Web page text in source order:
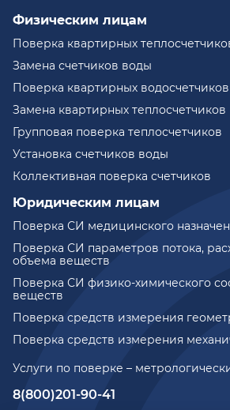
Услуги по поверке –
8(800)201-90-41
Физическим лицам
Поверка квартирных
Замена счетчиков воды
Поверка квартирных водосчетчиков
Замена квартирных теплосчетчиков
Групповая поверка теплосчетчиков
Установка счетчиков воды
Коллективная поверка счетчиков
Юридическим лицам
Поверка СИ медицинского
Поверка СИ параметров потока,
объема веществ
Поверка СИ физико-химического
веществ
Поверка средств измерения
Поверка средств измерения